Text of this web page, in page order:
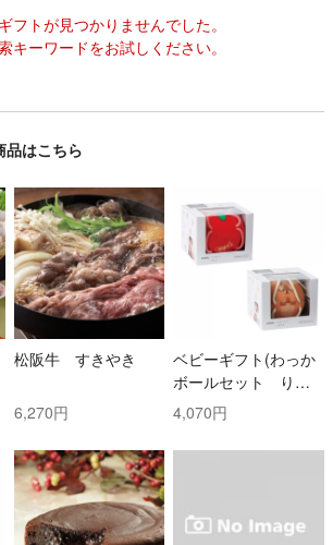
フトが見つかりませんでした。
キーワードをお試しください。
品はこちら
松阪牛 すきやき
6,270円
ベビーギフト(わっか
ボールセット りん
ご・しまりす)
4,070円